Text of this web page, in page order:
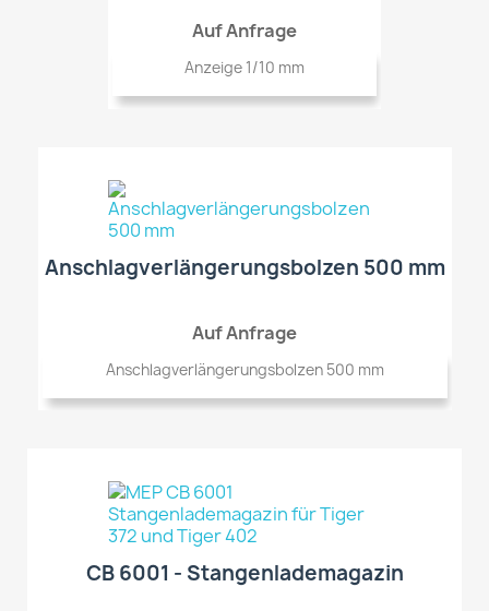
Auf Anfrage
Anzeige 1/10 mm
Anschlagverlängerungsbolzen 500 mm
Auf Anfrage
Anschlagverlängerungsbolzen 500 mm
CB 6001 - Stangenlademagazin